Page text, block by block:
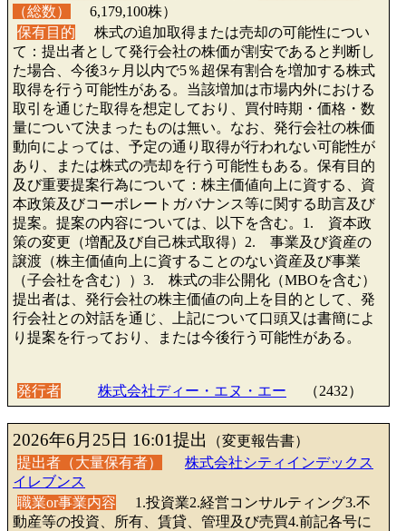
（総数）
6,179,100株）
保有目的
株式の追加取得または売却の可能性につい
て：提出者として発行会社の株価が割安であると判断し
た場合、今後3ヶ月以内で5％超保有割合を増加する株式
取得を行う可能性がある。当該増加は市場内外における
取引を通じた取得を想定しており、買付時期・価格・数
量について決まったものは無い。なお、発行会社の株価
動向によっては、予定の通り取得が行われない可能性が
あり、または株式の売却を行う可能性もある。保有目的
及び重要提案行為について：株主価値向上に資する、資
本政策及びコーポレートガバナンス等に関する助言及び
提案。提案の内容については、以下を含む。1. 資本政
策の変更（増配及び自己株式取得）2. 事業及び資産の
譲渡（株主価値向上に資することのない資産及び事業
（子会社を含む））3. 株式の非公開化（MBOを含む）
提出者は、発行会社の株主価値の向上を目的として、発
行会社との対話を通じ、上記について口頭又は書簡によ
り提案を行っており、または今後行う可能性がある。
発行者 株式会社ディー・エヌ・エー （2432）
2026年6月25日 16:01提出
（変更報告書）
提出者（大量保有者）
株式会社シティインデックス
イレブンス
職業or事業内容
1.投資業2.経営コンサルティング3.不
動産等の投資、所有、賃貸、管理及び売買4.前記各号に